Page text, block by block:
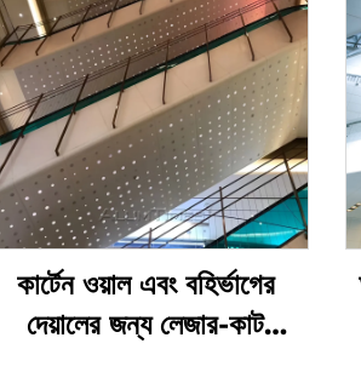
কার্টেন ওয়াল এবং বহির্ভাগের
দেয়ালের জন্য লেজার-কাট